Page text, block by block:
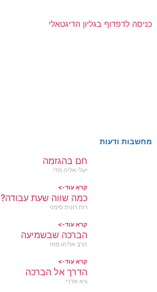
כניסה לדפדוף בגליון הדיגטאלי
מחשבות ודעות
חם בהגזמה
יעלי אליה מדי
קרא עוד->
כמה שווה שעת עבודה?
רוח רונית סימני
קרא עוד->
הברכה שבשמיעה
הרב אליהו מזוז
קרא עוד->
הדרך אל הברכה
גיא אדרי